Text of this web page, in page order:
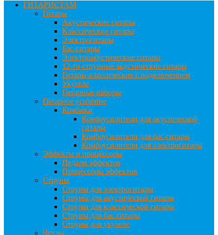
ГИТАРИСТАМ
Гитары
Акустические гитары
Классические гитары
Электрогитары
Бас-гитары
Электроакустические гитары
12-ти струнные акустические гитары
Гитары классические с подключением
Укулеле
Гитарные наборы
Гитарное усиление
Комбики
Комбоусилители для акустической
гитары
Комбоусилители для бас-гитары
Комбоусилители для электрогитары
Эффекты и процессоры
Педали эффектов
Процессоры эффектов
Струны
Струны для электрогитары
Струны для акустической гитары
Струны для классической гитары
Струны для бас гитары
Струны для укулеле
Чехлы